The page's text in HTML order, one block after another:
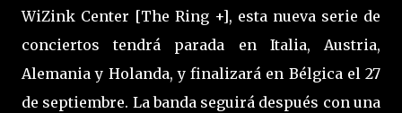
WiZink Center [The Ring +], esta nueva serie de
conciertos tendrá parada en Italia, Austria,
Alemania y Holanda, y finalizará en Bélgica el 27
de septiembre. La banda seguirá después con una